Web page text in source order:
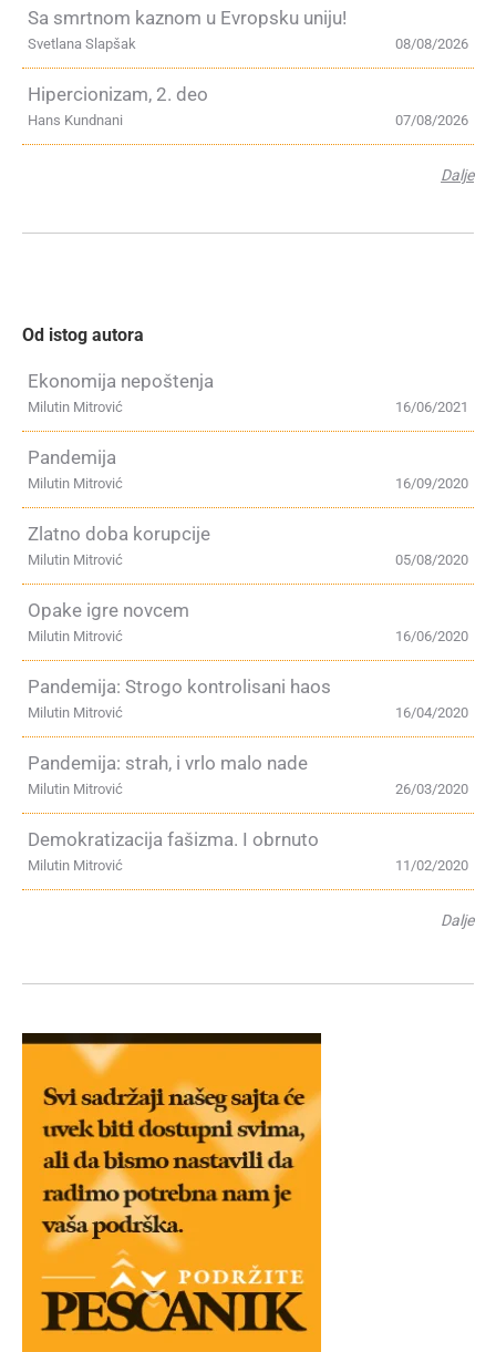
Sa smrtnom kaznom u Evropsku uniju!
08/08/2026
Svetlana Slapšak
Hipercionizam, 2. deo
07/08/2026
Hans Kundnani
Dalje
Od istog autora
Ekonomija nepoštenja
16/06/2021
Milutin Mitrović
Pandemija
16/09/2020
Milutin Mitrović
Zlatno doba korupcije
05/08/2020
Milutin Mitrović
Opake igre novcem
16/06/2020
Milutin Mitrović
Pandemija: Strogo kontrolisani haos
16/04/2020
Milutin Mitrović
Pandemija: strah, i vrlo malo nade
26/03/2020
Milutin Mitrović
Demokratizacija fašizma. I obrnuto
11/02/2020
Milutin Mitrović
Dalje